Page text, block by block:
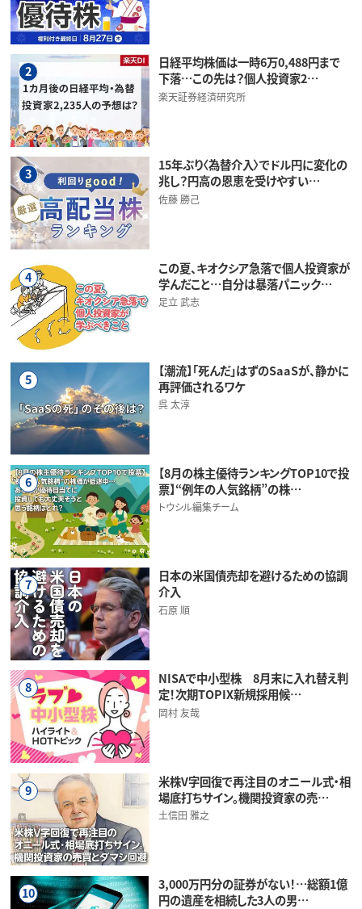
2
日経平均株価は一時6万0,488円まで
下落…この先は？個人投資家2…
楽天証券経済研究所
3
15年ぶり〈為替介入〉でドル円に変化の
兆し？円高の恩恵を受けやすい…
佐藤 勝己
4
この夏、キオクシア急落で個人投資家が
学んだこと…自分は暴落パニック…
足立 武志
5
【潮流】「死んだ」はずのSaaSが、静かに
再評価されるワケ
呉 太淳
6
【8月の株主優待ランキングTOP10で投
票】“例年の人気銘柄”の株…
トウシル編集チーム
7
日本の米国債売却を避けるための協調
介入
石原 順
8
NISAで中小型株 8月末に入れ替え判
定！次期TOPIX新規採用候…
岡村 友哉
9
米株V字回復で再注目のオニール式・相
場底打ちサイン。機関投資家の売…
土信田 雅之
10
3,000万円分の証券がない！…総額1億
円の遺産を相続した3人の男…